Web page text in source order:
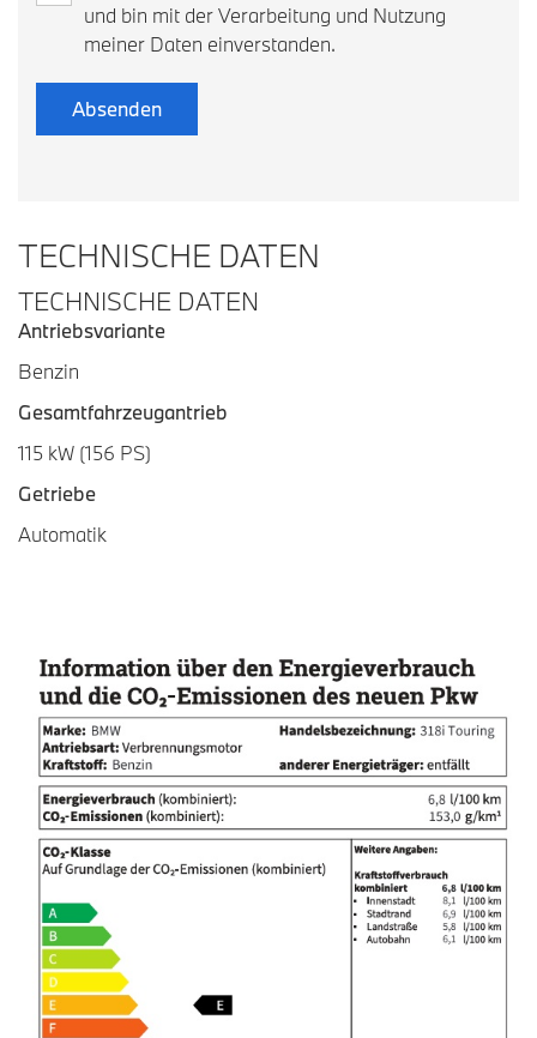
und bin mit der Verarbeitung und Nutzung
meiner Daten einverstanden.
TECHNISCHE DATEN
TECHNISCHE DATEN
Antriebsvariante
Benzin
Gesamtfahrzeugantrieb
115 kW (156 PS)
Getriebe
Automatik